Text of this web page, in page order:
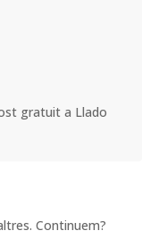
gratuit a Llado
Continuem?